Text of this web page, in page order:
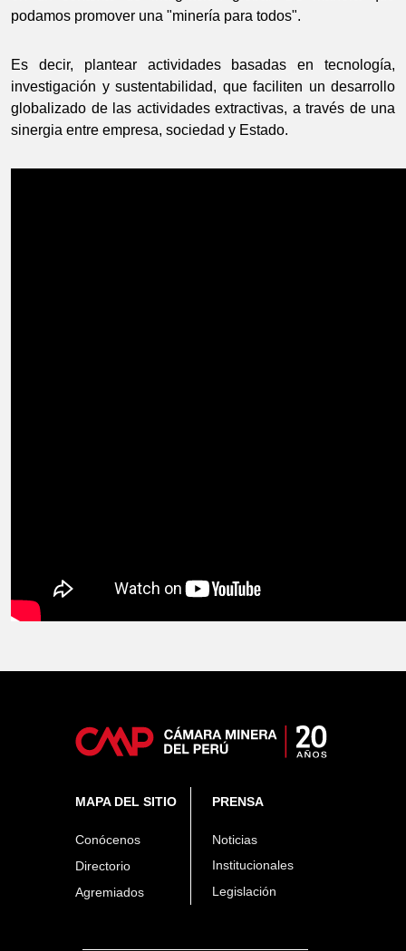
podamos promover una "minería para todos".
Es decir, plantear actividades basadas en tecnología,
investigación y sustentabilidad, que faciliten un desarrollo
globalizado de las actividades extractivas, a través de una
sinergia entre empresa, sociedad y Estado.
MAPA DEL SITIO
Conócenos
Directorio
Agremiados
PRENSA
Noticias
Institucionales
Legislación